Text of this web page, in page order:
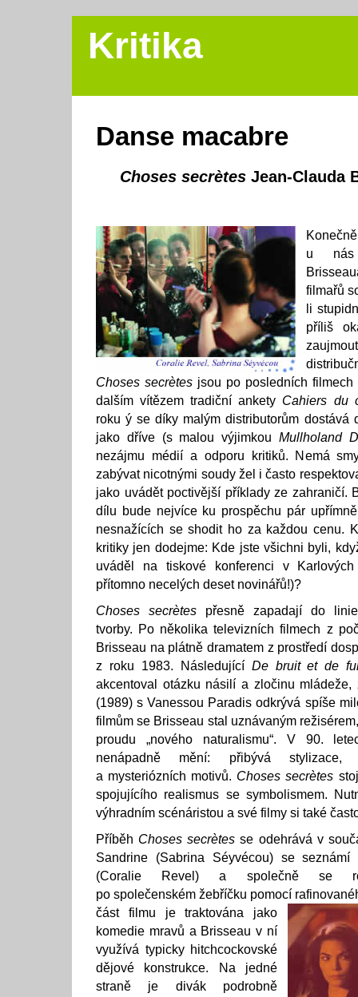
Kritika
Danse macabre
Choses secrètes Jean-Clauda
u nás
filmařů
li
příliš
Choses secrètes jsou po posledních
dalším vítězem tradiční ankety Cahiers du
roku ý se díky malým distributorům dostává
jako dříve (s malou výjimkou Mullholand
nezájmu médií a odporu kritiků. Nemá
zabývat nicotnými soudy žel i často
jako uvádět poctivější příklady ze zahraničí.
dílu bude nejvíce ku prospěchu pár
nesnažících se shodit ho za každou cenu. K
kritiky jen dodejme: Kde jste všichni byli,
uváděl na tiskové konferenci v
přítomno necelých deset novinářů!)?
Choses secrètes přesně zapadají do
tvorby. Po několika televizních filmech z
Brisseau na plátně dramatem z prostředí
z roku 1983. Následující De bruit et de
akcentoval otázku násilí a zločinu
(1989) s Vanessou Paradis odkrývá spíše
filmům se Brisseau stal uznávaným
proudu „nového naturalismu“. V 90.
nenápadně mění: přibývá stylizace,
a mysteriózních motivů. Choses secrètes
spojujícího realismus se symbolismem.
výhradním scénáristou a své filmy si také
Příběh Choses secrètes se odehrává v
Sandrine (Sabrina Séyvécou) se
(Coralie Revel) a společně se
po společenském žebříčku pomocí
část filmu je traktována jako
komedie mravů a Brisseau v ní
využívá typicky hitchcockovské
dějové konstrukce. Na jedné
straně je divák podrobně